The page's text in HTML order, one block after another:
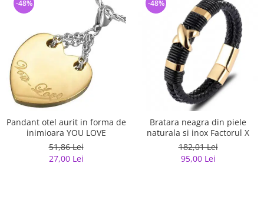
Pandant otel aurit in forma de
inimioara YOU LOVE
51,86 Lei
27,00 Lei
-48%
Bratara neagra din piele
naturala si inox Factorul X
182,01 Lei
95,00 Lei
-48%